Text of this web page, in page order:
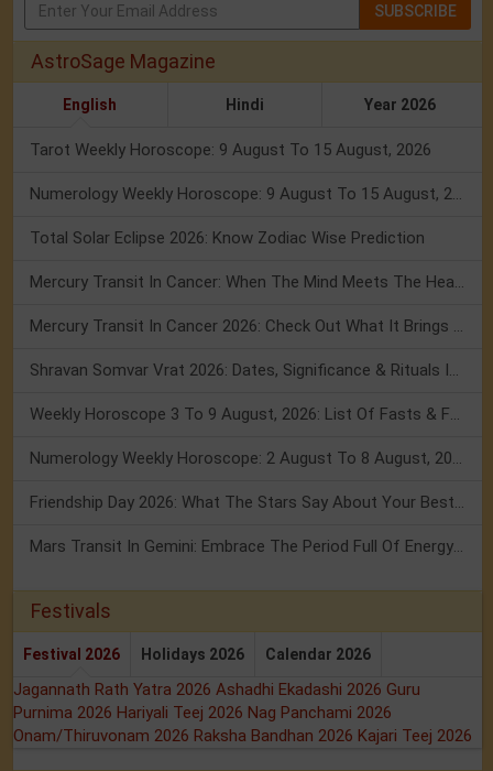
SUBSCRIBE
AstroSage Magazine
English Hindi Year 2026
Tarot Weekly Horoscope: 9 August To 15 August, 2026
Numerology Weekly Horoscope: 9 August To 15 August, 2026
Total Solar Eclipse 2026: Know Zodiac Wise Prediction
Mercury Transit In Cancer: When The Mind Meets The Heart!
Mercury Transit In Cancer 2026: Check Out What It Brings For You
Shravan Somvar Vrat 2026: Dates, Significance & Rituals In August
Weekly Horoscope 3 To 9 August, 2026: List Of Fasts & Festivals
Numerology Weekly Horoscope: 2 August To 8 August, 2026
Friendship Day 2026: What The Stars Say About Your Best Friend!
Mars Transit In Gemini: Embrace The Period Full Of Energy & Intelligence
Festivals
Festival 2026 Holidays 2026 Calendar 2026
Jagannath Rath Yatra 2026 Ashadhi Ekadashi 2026 Guru
Purnima 2026 Hariyali Teej 2026 Nag Panchami 2026
Onam/Thiruvonam 2026 Raksha Bandhan 2026 Kajari Teej 2026